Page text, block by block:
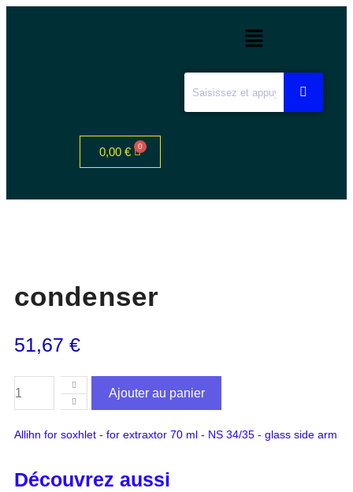
0,00 €
condenser
51,67 €
Ajouter au panier
Allihn for soxhlet - for extraxtor 70 ml - NS 34/35 - glass side arm
Découvrez aussi